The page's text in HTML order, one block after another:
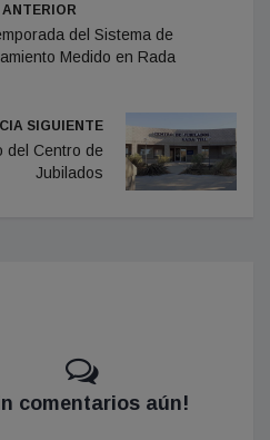
del Sistema de
Medido en Rada
SIGUIENTE
del Centro de
Jubilados
comentarios aún!